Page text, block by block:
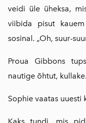
veidi üle üheksa,
viibida pisut
sosinal. „Oh, suur-
Proua Gibbons
nautige õhtut,
Sophie vaatas uuesti